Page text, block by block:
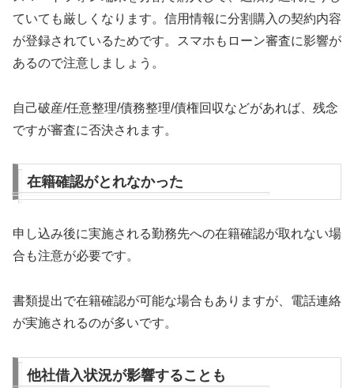
ていても厳しくなります。信用情報に分割購入の契約内容
が登録されているためです。スマホもローン審査に影響が
あるので注意しましょう。
自己破産/任意整理/債務整理/債権回収などがあれば、残念
ですが審査に否決されます。
在籍確認がとれなかった
申し込み後に実施される勤務先への在籍確認が取れない場
合も注意が必要です。
書類提出で在籍確認が可能な場合もありますが、電話連絡
が実施されるのが多いです。
他社借入状況が影響することも